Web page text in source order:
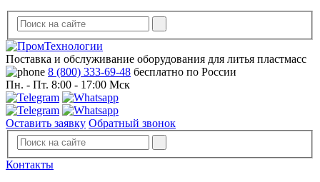
Поставка и обслуживание оборудования для литья пластмасс
8 (800) 333-69-48 бесплатно по России
Пн. - Пт. 8:00 - 17:00 Мск
Оставить заявку Обратный звонок
Контакты